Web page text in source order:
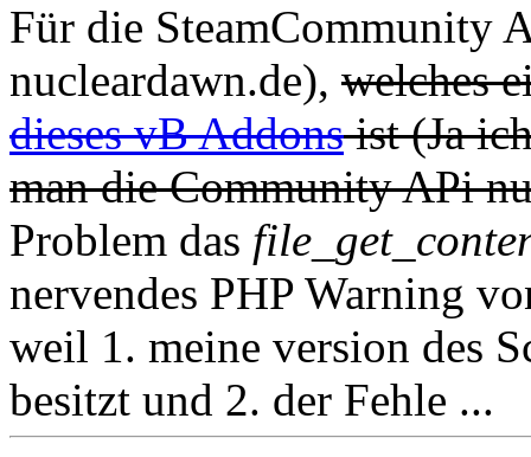
Für die SteamCommunity
nucleardawn.de), welches
dieses vB Addonsist (Ja
man die Community APi
Problem das
nervendes PHP Warning
weil 1. meine version des
besitzt und 2. der Fehle ...